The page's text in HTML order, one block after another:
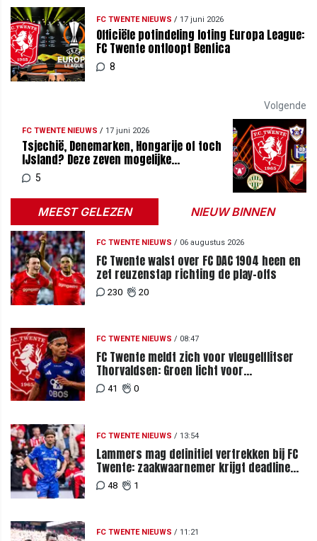
FC TWENTE NIEUWS / 17 juni 2026
Officiële potindeling loting Europa League:
FC Twente ontloopt Benfica
8
Volgende
FC TWENTE NIEUWS / 17 juni 2026
Tsjechië, Denemarken, Hongarije of toch
IJsland? Deze zeven mogelijke
tegenstanders zijn nog over voor FC
Twente
5
MEEST GELEZEN NIEUW BINNEN
FC TWENTE NIEUWS / 06 augustus 2026
FC Twente walst over FC DAC 1904 heen en
zet reuzenstap richting de play-offs
230 20
FC TWENTE NIEUWS / 08:47
FC Twente meldt zich voor vleugelflitser
Thorvaldsen: Groen licht voor
miljoenenbod
41 0
FC TWENTE NIEUWS / 13:54
Lammers mag definitief vertrekken bij FC
Twente: zaakwaarnemer krijgt deadline
vanwege komst vervanger
48 1
FC TWENTE NIEUWS / 11:21